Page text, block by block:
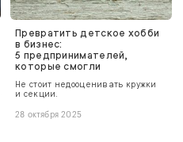
Превратить детское хобби
в бизнес:
5 предпринимателей,
которые смогли
Не стоит недооценивать кружки
и секции.
28 октября 2025